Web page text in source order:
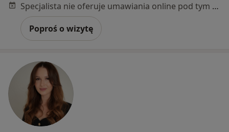
Specjalista nie oferuje umawiania online pod tym adresem.
Poproś o wizytę